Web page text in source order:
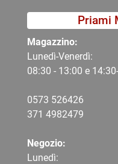
Priami
Magazzino:
Lunedì-Venerdì:
08:30 - 13:00 e
0573 526426
371 4982479
Negozio:
Lunedì: